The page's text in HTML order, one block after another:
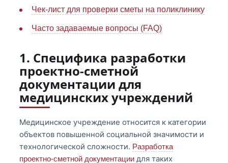
Чек-лист для проверки сметы на поликлинику
Часто задаваемые вопросы (FAQ)
1. Специфика разработки
проектно-сметной
документации для
медицинских учреждений
Медицинское учреждение относится к категории
объектов повышенной социальной значимости и
технологической сложности. Разработка
проектно-сметной документации для таких